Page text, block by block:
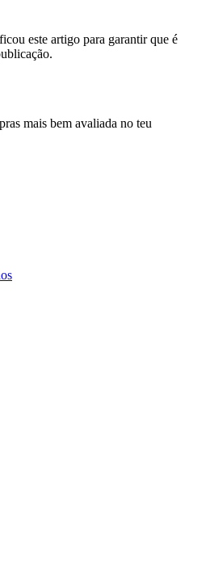
este artigo para garantir que é
mais bem avaliada no teu